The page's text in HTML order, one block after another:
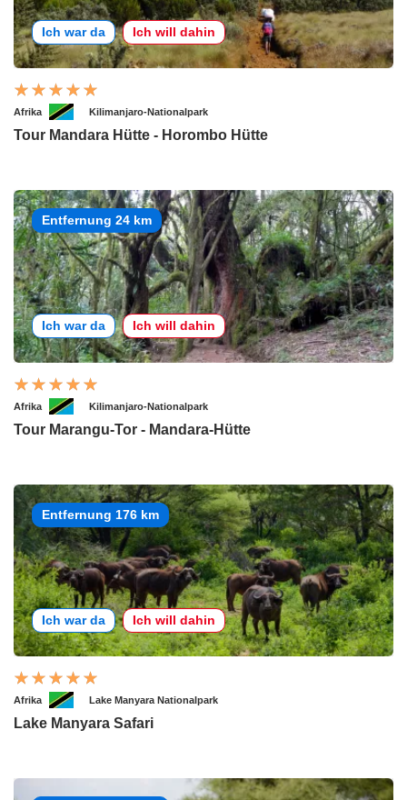
Ich war da Ich will dahin
Afrika Kilimanjaro-Nationalpark
Tour Mandara Hütte - Horombo Hütte
Entfernung 24 km
Ich war da Ich will dahin
Afrika Kilimanjaro-Nationalpark
Tour Marangu-Tor - Mandara-Hütte
Entfernung 176 km
Ich war da Ich will dahin
Afrika Lake Manyara Nationalpark
Lake Manyara Safari